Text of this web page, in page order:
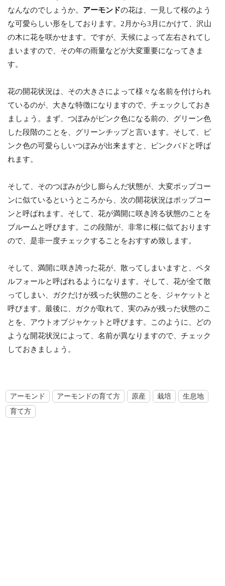
なんなのでしょうか。 アーモンドの花は、一見して桜のよう
な可愛らしい形をしております。2月から3月にかけて、沢山
の木に花を咲かせます。ですが、天候によって左右されてし
まいますので、その年の雨量などが大変重要になってきま
す。
花の開花状況は、その大きさによって様々な名前を付けられ
ているのが、大きな特徴になりますので、チェックしておき
ましょう。まず、つぼみがピンク色になる前の、グリーン色
した段階のことを、グリーンチップと言います。そして、ピ
ンク色の可愛らしいつぼみが出来ますと、ピンクバドと呼ば
れます。
そして、そのつぼみが少し膨らんだ状態が、大変ポップコー
ンに似ているというところから、次の開花状況はポップコー
ンと呼ばれます。そして、花が満開に咲き誇る状態のことを
ブルームと呼びます。この段階が、非常に桜に似ております
ので、是非一度チェックすることをおすすめ致します。
そして、満開に咲き誇った花が、散ってしまいますと、ペタ
ルフォールと呼ばれるようになります。そして、花が全て散
ってしまい、ガクだけが残った状態のことを、ジャケットと
呼びます。最後に、ガクが取れて、実のみが残った状態のこ
とを、アウトオブジャケットと呼びます。このように、どの
ような開花状況によって、名前が異なりますので、チェック
しておきましょう。
アーモンド アーモンドの育て方 原産 栽培
生息地
育て方